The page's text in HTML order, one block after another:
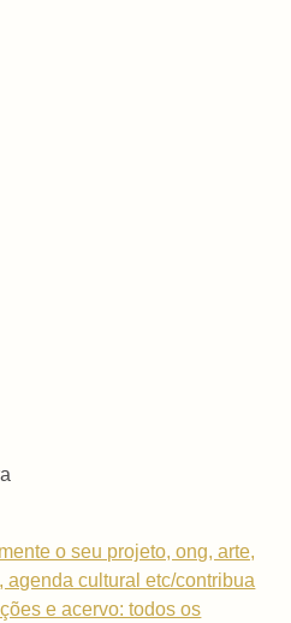
o seu projeto, ong, arte,
cultural etc/contribua
e acervo: todos os